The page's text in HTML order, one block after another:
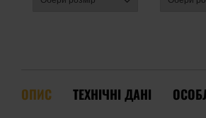
ОПИС ТЕХНІЧНІ ДАНІ